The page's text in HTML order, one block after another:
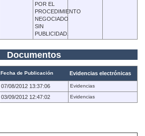
POR EL
PROCEDIMIENTO
NEGOCIADO
SIN
PUBLICIDAD.
Documentos
Fecha de Publicación Evidencias electrónicas
07/08/2012 13:37:06
Evidencias
03/09/2012 12:47:02 Evidencias